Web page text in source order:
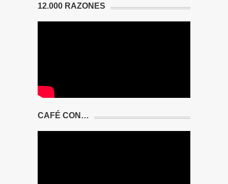
12.000 RAZONES
CAFÉ CON…